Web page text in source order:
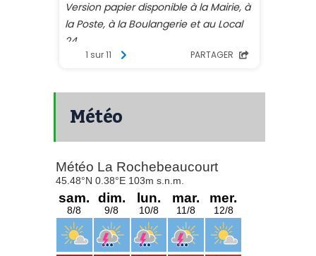
Météo